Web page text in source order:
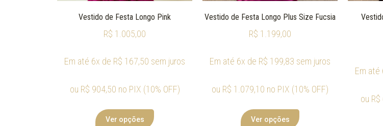
Vestido de Festa Longo Pink
R$ 1.005,00
Em até 6x de R$ 167,50 sem juros
ou R$ 904,50 no PIX (10% OFF)
Ver opções
Vestido de Festa Longo Plus Size Fucsia
R$ 1.199,00
Em até 6x de R$ 199,83 sem juros
ou R$ 1.079,10 no PIX (10% OFF)
Ver opções
Em até
ou R$